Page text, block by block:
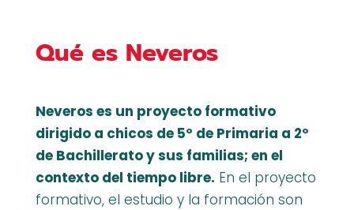
Qué es Neveros
Neveros es un proyecto formativo
dirigido a chicos de 5º de Primaria a 2º
de Bachillerato y sus familias; en el
contexto del tiempo libre. En el proyecto
formativo, el estudio y la formación son